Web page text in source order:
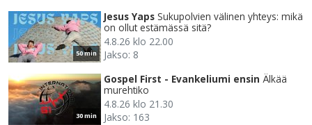
50 min
Jesus Yaps Sukupolvien välinen yhteys: mikä
on ollut estämässä sitä?
4.8.26 klo 22.00
Jakso: 8
30 min
Gospel First - Evankeliumi ensin Älkää
murehtiko
4.8.26 klo 21.30
Jakso: 163